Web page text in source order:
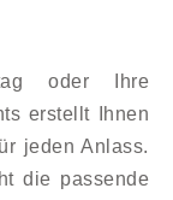
oder Ihre
erstellt Ihnen
jeden Anlass.
die passende